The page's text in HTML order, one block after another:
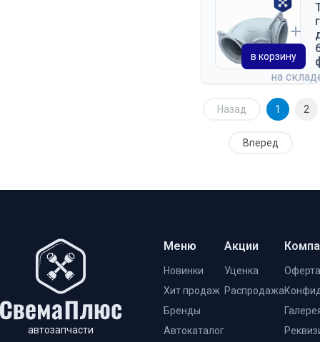
на
в корзину
Назад 1 2
Вперед
автозапчасти
Меню
Новинки
Хит продаж
Бренды
Автокаталог
Акции
Уценка
Распродажа
Оферта